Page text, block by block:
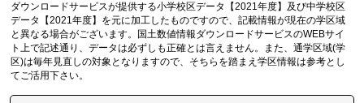
ダウンロードサービスが提供する小学校区データ【2021年度】及び中学校区
データ【2021年度】を元に加工したものですので、記載情報が現在の学区域
と異なる場合がございます。国土数値情報ダウンロードサービスのWEBサイ
ト上で記述通り、データは必ずしも正確とは言えません。また、通学区域(学
区)は毎年見直しの対象となりますので、そちらを踏まえ学区情報は参考とし
てご活用下さい。